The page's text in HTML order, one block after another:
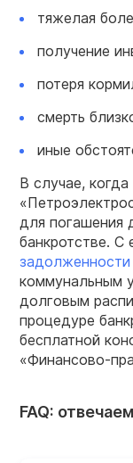
тяжелая
получение
потеря
смерть
иные
В случае,
для погашения
банкротстве.
задолженности
коммунальным
долговым
процедуре
бесплатной
«Финансово-
FAQ: